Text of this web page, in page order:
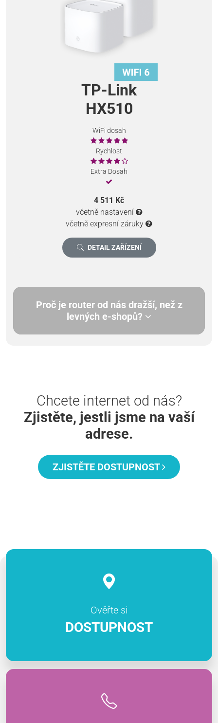
TP-Link
HX510
WiFi dosah
Rychlost
Extra Dosah
4 511 Kč
včetně nastavení
včetně expresní záruky
DETAIL ZAŘÍZENÍ
Proč je router od nás dražší, než z
levných e-shopů?
Chcete internet od nás?
Zjistěte, jestli jsme na vaší
adrese.
ZJISTĚTE DOSTUPNOST
Ověřte si
DOSTUPNOST